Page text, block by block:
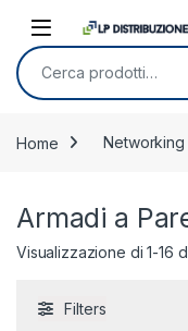
Cerca:
Home Networking
Armadi a
Visualizzazione di 1-16
Filters